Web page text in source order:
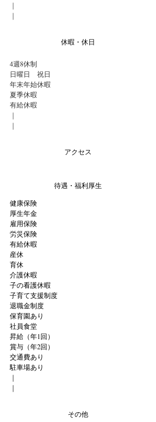
｜
｜
休暇・休日
4週8休制
日曜日　祝日
年末年始休暇
夏季休暇
有給休暇
｜
｜
アクセス
待遇・福利厚生
健康保険
厚生年金
雇用保険
労災保険
有給休暇
産休
育休
介護休暇
子の看護休暇
子育て支援制度
退職金制度
保育園あり
社員食堂
昇給（年1回）
賞与（年2回）
交通費あり
駐車場あり
｜
｜
その他